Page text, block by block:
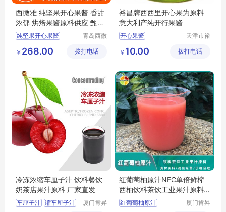
西微雅 纯坚果开心果酱 香甜
浓郁 烘焙果酱原料供应 甄选
好料
纯坚果开心果酱
甄选好料
青岛西微
限公司
￥ 268.00 拨打电话
裕昌牌西西里开心果为原料
意大利产纯开行果酱
开心果酱
冰淇淋用果酱
天津市裕
展有限公
￥ 10.00 拨打电话
冷冻浓缩车厘子汁 饮料餐饮
奶茶店果汁原料 厂家直发
车厘子汁 缩车厘子汁
厦门肯昇
红葡萄柚原汁NFC单倍鲜榨
西柚饮料茶饮工业果汁原料
以色列进口
红葡萄柚原汁
厦门肯昇